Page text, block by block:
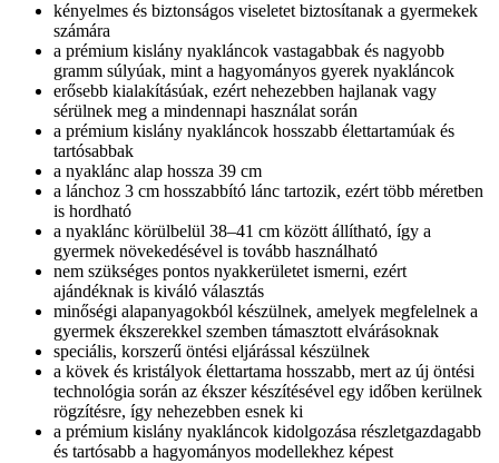
kényelmes és biztonságos viseletet biztosítanak a gyermekek
számára
a prémium kislány nyakláncok vastagabbak és nagyobb
gramm súlyúak, mint a hagyományos gyerek nyakláncok
erősebb kialakításúak, ezért nehezebben hajlanak vagy
sérülnek meg a mindennapi használat során
a prémium kislány nyakláncok hosszabb élettartamúak és
tartósabbak
a nyaklánc alap hossza 39 cm
a lánchoz 3 cm hosszabbító lánc tartozik, ezért több méretben
is hordható
a nyaklánc körülbelül 38–41 cm között állítható, így a
gyermek növekedésével is tovább használható
nem szükséges pontos nyakkerületet ismerni, ezért
ajándéknak is kiváló választás
minőségi alapanyagokból készülnek, amelyek megfelelnek a
gyermek ékszerekkel szemben támasztott elvárásoknak
speciális, korszerű öntési eljárással készülnek
a kövek és kristályok élettartama hosszabb, mert az új öntési
technológia során az ékszer készítésével egy időben kerülnek
rögzítésre, így nehezebben esnek ki
a prémium kislány nyakláncok kidolgozása részletgazdagabb
és tartósabb a hagyományos modellekhez képest